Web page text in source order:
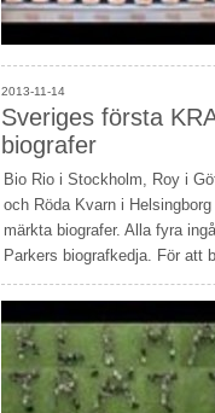
2013-11-14
Sveriges första
biografer
Bio Rio i Stockholm, Roy i
och Röda Kvarn i
märkta biografer. Alla fyra
Parkers biografkedja. För att